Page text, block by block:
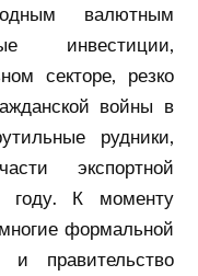
валютным
инвестиции,
секторе, резко
войны в
рудники,
экспортной
году. К моменту
формальной
правительство